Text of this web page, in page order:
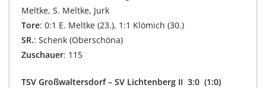
Meltke, S. Meltke, Jurk
Tore: 0:1 E. Meltke (23.), 1:1 Klömich (30.)
SR.: Schenk (Oberschöna)
Zuschauer: 115
TSV Großwaltersdorf – SV Lichtenberg II 3:0 (1:0)